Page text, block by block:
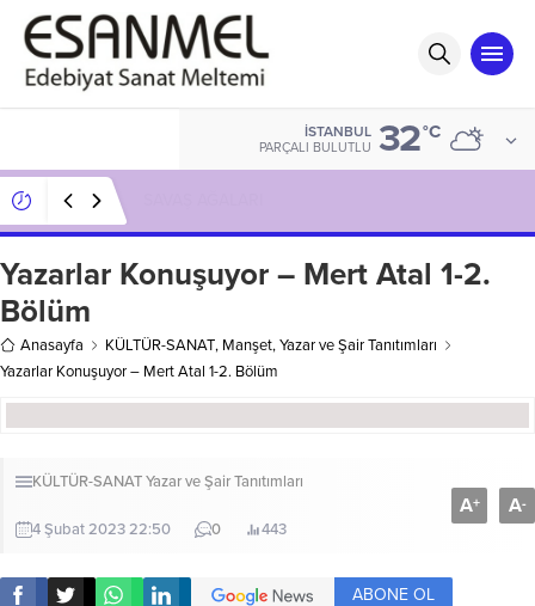
İSTANBUL
PARÇALI BULUTLU 32°C
Yazarlar Konuşuyor – Mert Atal 1-2.
Bölüm
Anasayfa KÜLTÜR-SANAT, Manşet,Yazar ve Şair Tanıtımları
Yazarlar Konuşuyor – Mert Atal 1-2. Bölüm
KÜLTÜR-SANATYazar ve Şair Tanıtımları
4 Şubat 2023 22:50 0 443
A+ A-
ABONE OL